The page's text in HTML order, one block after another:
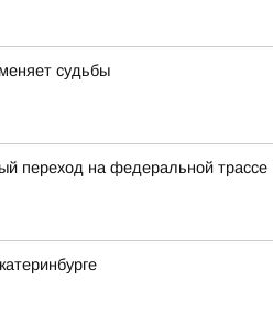
судьбы
переход на федеральной